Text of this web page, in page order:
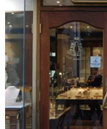
действие
Где
Охранно-
ограничений
защищаемых
установить в
ресторане,
защиту зон
или витрины